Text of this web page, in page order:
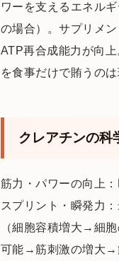
ワーを支えるエネル
の場合）。サプリメ
ATP再合成能力が向
を食事だけで賄うの
クレアチンの科
筋力・パワーの向上
スプリント・瞬発力
（細胞容積増大→細
可能→筋刺激の増大→